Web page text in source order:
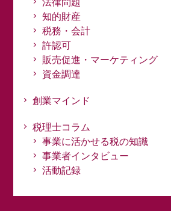
知的財産
税務・会計
許認可
販売促進・マーケティング
資金調達
創業マインド
税理士コラム
事業に活かせる税の知識
事業者インタビュー
活動記録